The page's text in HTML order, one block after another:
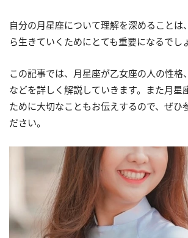
自分の月星座について理解を深めることは
ら生きていくためにとても重要になるでし
この記事では、月星座が乙女座の人の性格
などを詳しく解説していきます。また月星
ために大切なこともお伝えするので、ぜひ
ださい。